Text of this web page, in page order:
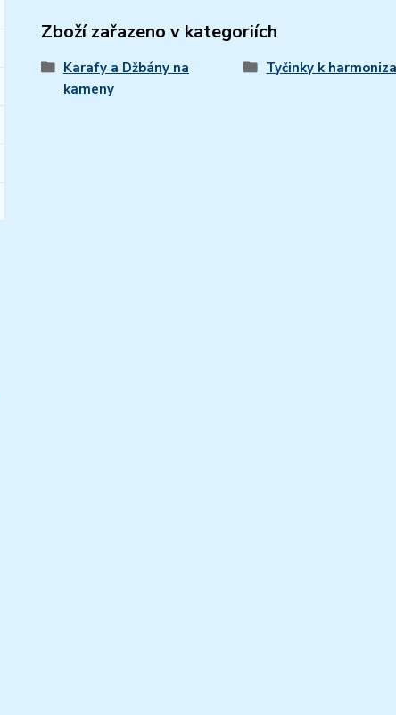
Zboží zařazeno v kategoriích
Karafy a Džbány na
kameny
Tyčinky k